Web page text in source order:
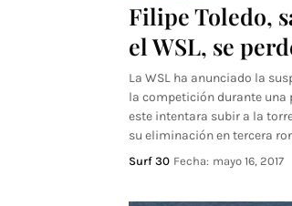
Filipe Toledo,
el WSL, se
La WSL ha anunciado la
la competición durante una
este intentara subir a la
su eliminación en tercera
Surf 30 Fecha: mayo 16, 2017